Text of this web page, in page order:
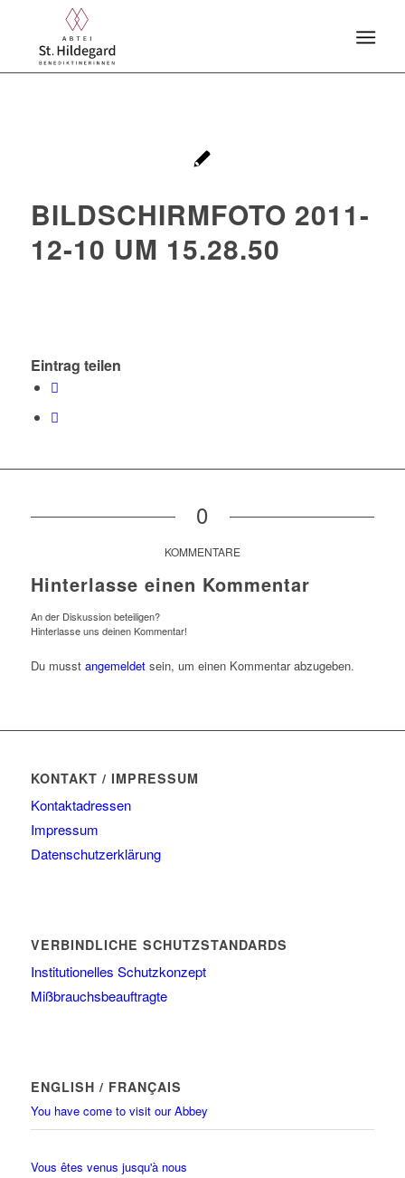
BILDSCHIRMFOTO 2011-
12-10 UM 15.28.50
Eintrag teilen
0
KOMMENTARE
Hinterlasse einen Kommentar
An der Diskussion beteiligen?
Hinterlasse uns deinen Kommentar!
Du musst angemeldetsein, um einen Kommentar abzugeben.
KONTAKT / IMPRESSUM
Kontaktadressen
Impressum
Datenschutzerklärung
VERBINDLICHE SCHUTZSTANDARDS
Institutionelles Schutzkonzept
Mißbrauchsbeauftragte
ENGLISH / FRANÇAIS
You have come to visit our Abbey
Vous êtes venus jusqu'à nous